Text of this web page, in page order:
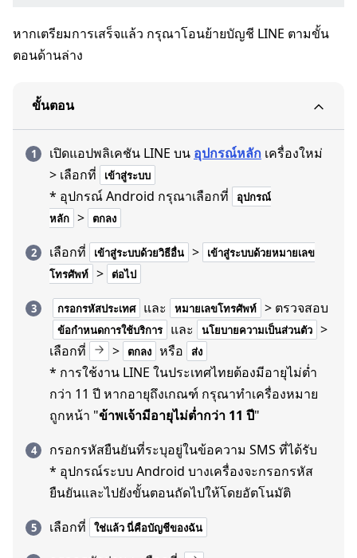
หากเตรียมการเสร็จแล้ว กรุณาโอนย้ายบัญชี LINE ตามขั้น
ตอนด้านล่าง
ขั้นตอน
เปิดแอปพลิเคชัน LINE บน อุปกรณ์หลัก เครื่องใหม่
> เลือกที่
เข้าสู่ระบบ
* อุปกรณ์ Android กรุณาเลือกที่
อุปกรณ์
หลัก > ตกลง
เลือกที่ เข้าสู่ระบบด้วยวิธีอื่น >
เข้าสู่ระบบด้วยหมายเลข
โทรศัพท์ > ต่อไป
กรอกรหัสประเทศ และ หมายเลขโทรศัพท์ > ตรวจสอบ
ข้อกำหนดการใช้บริการ และ นโยบายความเป็นส่วนตัว >
เลือกที่
> ตกลง หรือ ส่ง
* การใช้งาน LINE ในประเทศไทยต้องมีอายุไม่ต่ำ
กว่า 11 ปี หากอายุถึงเกณฑ์ กรุณาทำเครื่องหมาย
ถูกหน้า "ข้าพเจ้ามีอายุไม่ต่ำกว่า 11 ปี"
กรอกรหัสยืนยันที่ระบุอยู่ในข้อความ SMS ที่ได้รับ
* อุปกรณ์ระบบ Android บางเครื่องจะกรอกรหัส
ยืนยันและไปยังขั้นตอนถัดไปให้โดยอัตโนมัติ
เลือกที่
ใช่แล้ว นี่คือบัญชีของฉัน